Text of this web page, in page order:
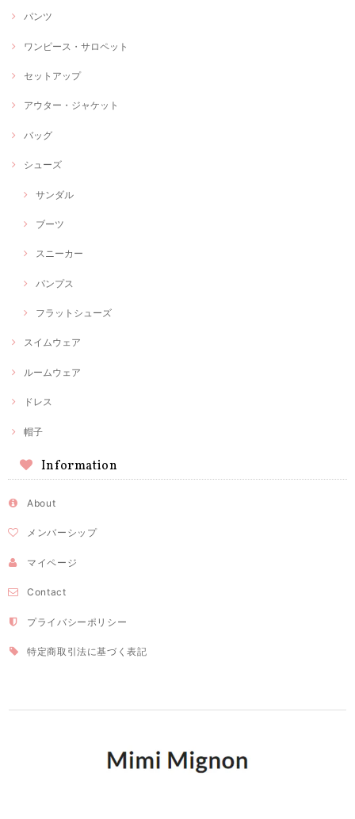
パンツ
ワンピース・サロペット
セットアップ
アウター・ジャケット
バッグ
シューズ
サンダル
ブーツ
スニーカー
パンプス
フラットシューズ
スイムウェア
ルームウェア
ドレス
帽子
Information
About
メンバーシップ
マイページ
Contact
プライバシーポリシー
特定商取引法に基づく表記